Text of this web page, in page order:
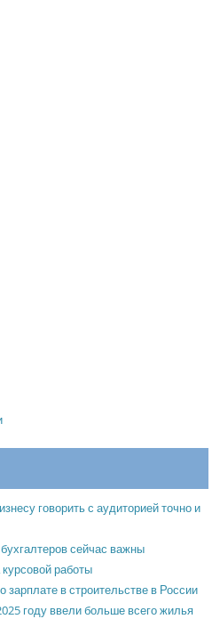
говорить с аудиторией точно и
сейчас важны
работы
в строительстве в России
году ввели больше всего жилья